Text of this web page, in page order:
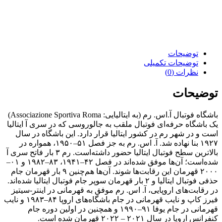
توضیحات
توضیحات تکمیلی
نظرات (0)
توضیحات
باشگاه فوتبال آ.اس. رم (به ایتالیایی: Associazione Sportiva Roma)
یک باشگاه حرفه‌ای فوتبال ملقب به جالوروسی که در سری آ ایتالیا
است و در شهر رم در کشور ایتالیا قرار دارد. این باشگاه در سال
۱۹۲۷ بنا نهاده شد. آ. اس. رم به جز فصل ۵۱–۱۹۵۰، همواره در
بالاترین سطح فوتبال ایتالیا حضور داشته‌است. رم ۳ بار فاتح سری آ
شده‌است؛ آن‌ها موفق شده‌اند در فصل ۴۲–۱۹۴۱، ۸۳–۱۹۸۲ و ۰۱–
۲۰۰۰ قهرمان این رقابت‌ها شوند. آن‌ها هم‌چنین ۹ بار قهرمان جام
حذفی فوتبال ایتالیا و ۲ بار قهرمان سوپر جام فوتبال ایتالیا شده‌اند.
در رقابت‌های اروپایی، آ. اس. رم موفق به قهرمانی در اینتر-سیتیز
فیرز کاپ و نایب قهرمانی در جام باشگاه‌های اروپا ۸۴–۱۹۸۳ و نایب
قهرمانی در جام یوفا ۹۱–۱۹۹۰ و همچنین در اولین دوره جام
کنفرانس اروپا در سال ۲۰۲۱ – ۲۰۲۲ قهرمان شده‌ است.